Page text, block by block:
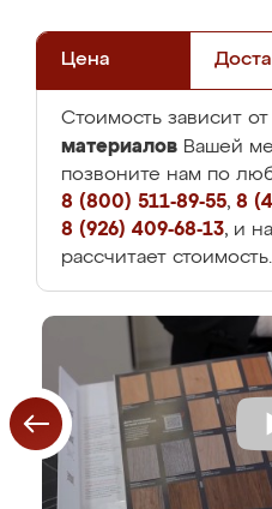
Цена
Стоимость зависит от
материалов Вашей
позвоните нам по
8 (800) 511-89-55, 8
8 (926) 409-68-13, и
рассчитает стоимость.